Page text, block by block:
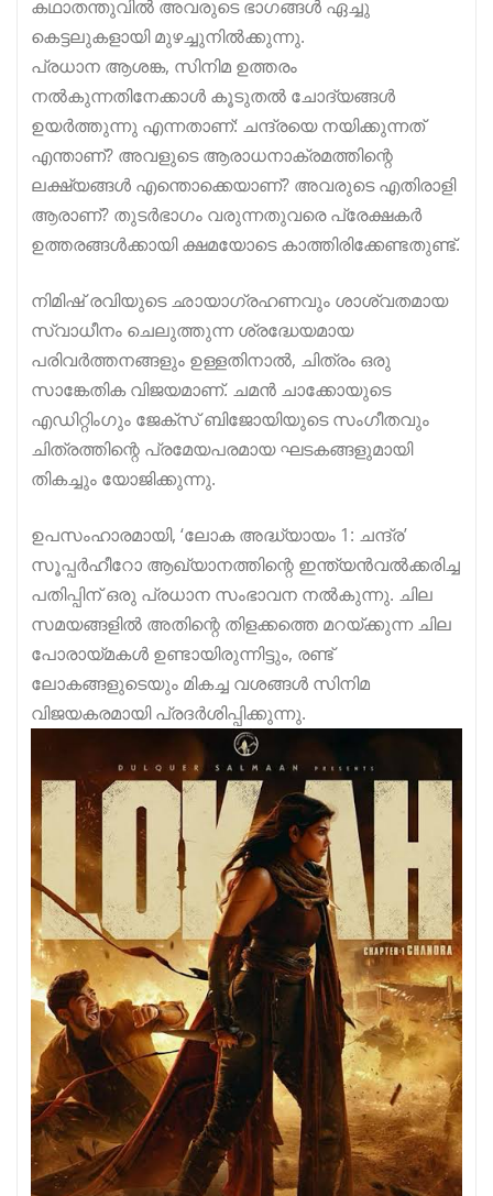
കഥാതന്തുവിൽ അവരുടെ ഭാഗങ്ങൾ ഏച്ചു
കെട്ടലുകളായി മുഴച്ചുനിൽക്കുന്നു.
പ്രധാന ആശങ്ക, സിനിമ ഉത്തരം
നൽകുന്നതിനേക്കാൾ കൂടുതൽ ചോദ്യങ്ങൾ
ഉയർത്തുന്നു എന്നതാണ്: ചന്ദ്രയെ നയിക്കുന്നത്
എന്താണ്? അവളുടെ ആരാധനാക്രമത്തിന്റെ
ലക്ഷ്യങ്ങൾ എന്തൊക്കെയാണ്? അവരുടെ എതിരാളി
ആരാണ്? തുടർഭാഗം വരുന്നതുവരെ പ്രേക്ഷകർ
ഉത്തരങ്ങൾക്കായി ക്ഷമയോടെ കാത്തിരിക്കേണ്ടതുണ്ട്.
നിമിഷ് രവിയുടെ ഛായാഗ്രഹണവും ശാശ്വതമായ
സ്വാധീനം ചെലുത്തുന്ന ശ്രദ്ധേയമായ
പരിവർത്തനങ്ങളും ഉള്ളതിനാൽ, ചിത്രം ഒരു
സാങ്കേതിക വിജയമാണ്. ചമൻ ചാക്കോയുടെ
എഡിറ്റിംഗും ജേക്സ് ബിജോയിയുടെ സംഗീതവും
ചിത്രത്തിന്റെ പ്രമേയപരമായ ഘടകങ്ങളുമായി
തികച്ചും യോജിക്കുന്നു.
ഉപസംഹാരമായി, ‘ലോക അദ്ധ്യായം 1: ചന്ദ്ര’
സൂപ്പർഹീറോ ആഖ്യാനത്തിന്റെ ഇന്ത്യൻവൽക്കരിച്ച
പതിപ്പിന് ഒരു പ്രധാന സംഭാവന നൽകുന്നു. ചില
സമയങ്ങളിൽ അതിന്റെ തിളക്കത്തെ മറയ്ക്കുന്ന ചില
പോരായ്മകൾ ഉണ്ടായിരുന്നിട്ടും, രണ്ട്
ലോകങ്ങളുടെയും മികച്ച വശങ്ങൾ സിനിമ
വിജയകരമായി പ്രദർശിപ്പിക്കുന്നു.